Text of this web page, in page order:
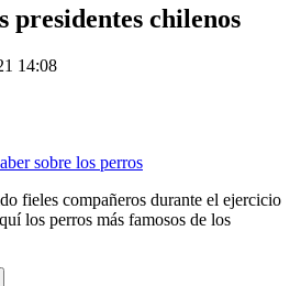
presidentes chilenos
14:08
sobre los perros
fieles compañeros durante el ejercicio
los perros más famosos de los